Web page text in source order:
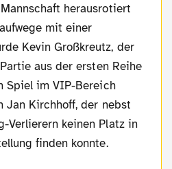
herausrotiert
mit einer
Kevin Großkreutz, der
aus der ersten Reihe
Spiel im VIP-Bereich
Jan Kirchhoff, der nebst
Verlierern keinen Platz in
finden konnte.